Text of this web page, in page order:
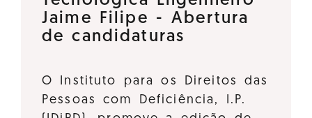
Jaime Filipe - Abertura
de candidaturas
O Instituto para os Direitos das
Pessoas com Deficiência, I.P.